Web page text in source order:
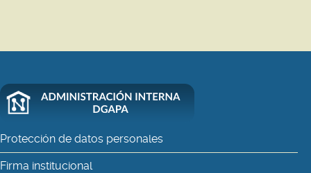
Protección de datos personales
Firma institucional